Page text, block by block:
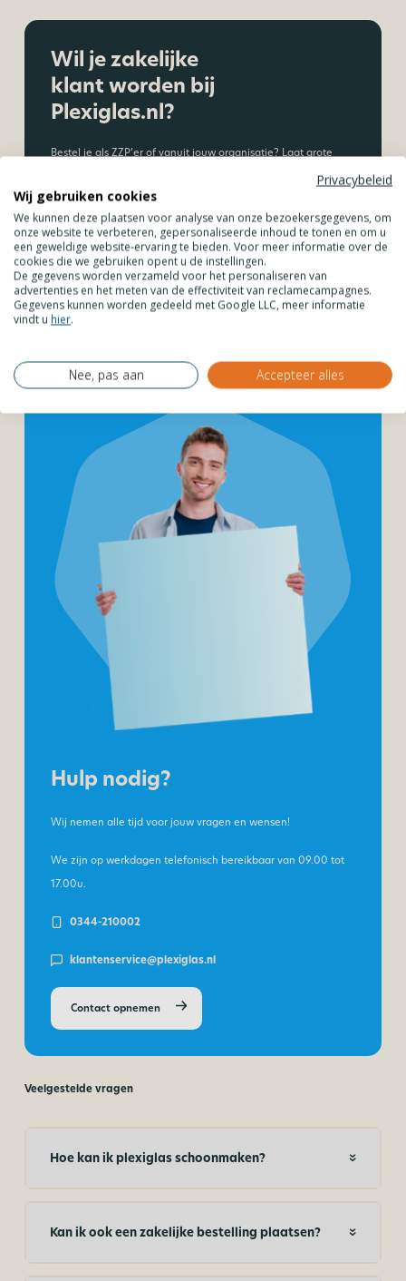
Wil je zakelijke
klant worden bij
Plexiglas.nl?
Bestel je als ZZP’er of vanuit jouw organisatie? Laat grote
staffelkorting. Laat jouw kunststof platen inmeten &
monteren of plan een adviesgesprek.
Maak een account aan
Ontdek alle voordelen
Hulp nodig?
Wij nemen alle tijd voor jouw vragen en wensen!
We zijn op werkdagen telefonisch bereikbaar van09.00 tot
17.00u.
0344-210002
klantenservice@plexiglas.nl
Contact opnemen
Veelgestelde vragen
Hoe kan ik plexiglas schoonmaken?
Kan ik ook een zakelijke bestelling plaatsen?
Privacybeleid
Wij gebruiken cookies
We kunnen deze plaatsen voor analyse van onze bezoekersgegevens, om
onze website te verbeteren, gepersonaliseerde inhoud te tonen en om u
een geweldige website-ervaring te bieden. Voor meer informatie over de
cookies die we gebruiken opent u de instellingen.
De gegevens worden verzameld voor het personaliseren van
advertenties en het meten van de effectiviteit van reclamecampagnes.
Gegevens kunnen worden gedeeld met Google LLC, meer informatie
vindt u hier.
Nee, pas aan Accepteer alles